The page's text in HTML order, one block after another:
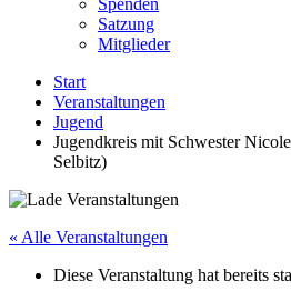
Spenden
Satzung
Mitglieder
Start
Veranstaltungen
Jugend
Jugendkreis mit Schwester
Selbitz)
« Alle Veranstaltungen
Diese Veranstaltung hat bereits